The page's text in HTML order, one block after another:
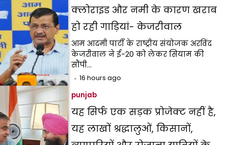
क्लोराइड और नमी के कारण खराब
हो रही गाड़ियां- केजरीवाल
आम आदमी पार्टी के राष्ट्रीय संयोजक अरविंद
केजरीवाल ने ई-20 को लेकर सियाम की
सौंपी…
16 hours ago
punjab
यह सिर्फ एक सड़क प्रोजेक्ट नहीं है,
यह लाखों श्रद्धालुओं, किसानों,